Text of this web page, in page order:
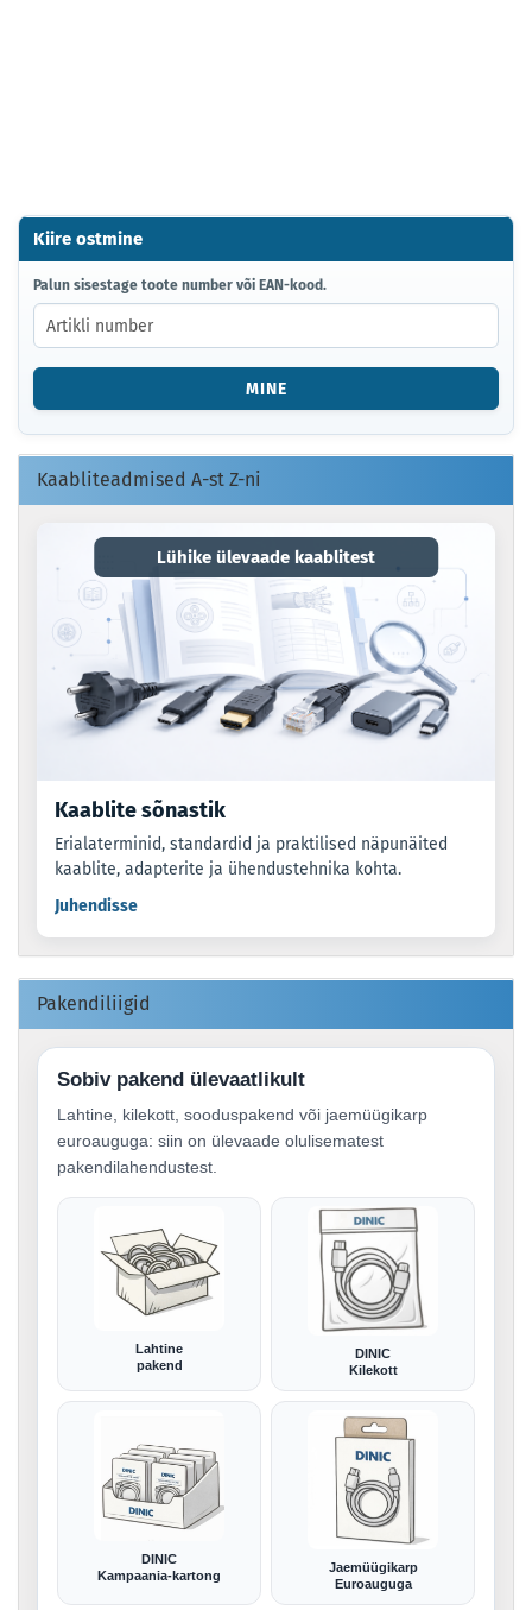
Kiire ostmine
PALUN
SISESTAGE
TOOTE
NUMBER
VÕI
KOOD.
Palun sisestage toote number või EAN-kood.
MINE
Kaabliteadmised A-st Z-ni
Lühike ülevaade kaablitest
Kaablite sõnastik
Erialaterminid, standardid ja praktilised näpunäited
kaablite, adapterite ja ühendustehnika kohta.
Juhendisse
Pakendiliigid
Sobiv pakend ülevaatlikult
Lahtine, kilekott, sooduspakend või jaemüügikarp
euroauguga: siin on ülevaade olulisematest
pakendilahendustest.
Lahtine
pakend
DINIC
Kilekott
DINIC
Kampaania-kartong
Jaemüügikarp
Euroauguga